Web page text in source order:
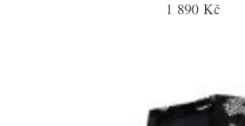
1 890 Kč